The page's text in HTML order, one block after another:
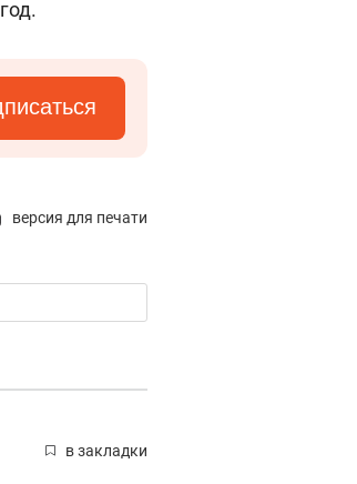
версия для печати
в закладки